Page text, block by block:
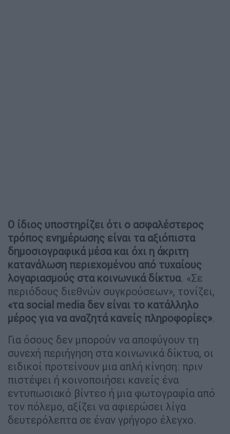
Ο ίδιος υποστηρίζει ότι ο ασφαλέστερος
τρόπος ενημέρωσης είναι τα αξιόπιστα
δημοσιογραφικά μέσα και όχι η άκριτη
κατανάλωση περιεχομένου από τυχαίους
λογαριασμούς στα κοινωνικά δίκτυα. «Σε
περιόδους διεθνών συγκρούσεων», τονίζει,
«τα social media δεν είναι το κατάλληλο
μέρος για να αναζητά κανείς πληροφορίες».
Για όσους δεν μπορούν να αποφύγουν τη
συνεχή περιήγηση στα κοινωνικά δίκτυα, οι
ειδικοί προτείνουν μια απλή κίνηση: πριν
πιστέψει ή κοινοποιήσει κανείς ένα
εντυπωσιακό βίντεο ή μια φωτογραφία από
τον πόλεμο, αξίζει να αφιερώσει λίγα
δευτερόλεπτα σε έναν γρήγορο έλεγχο.